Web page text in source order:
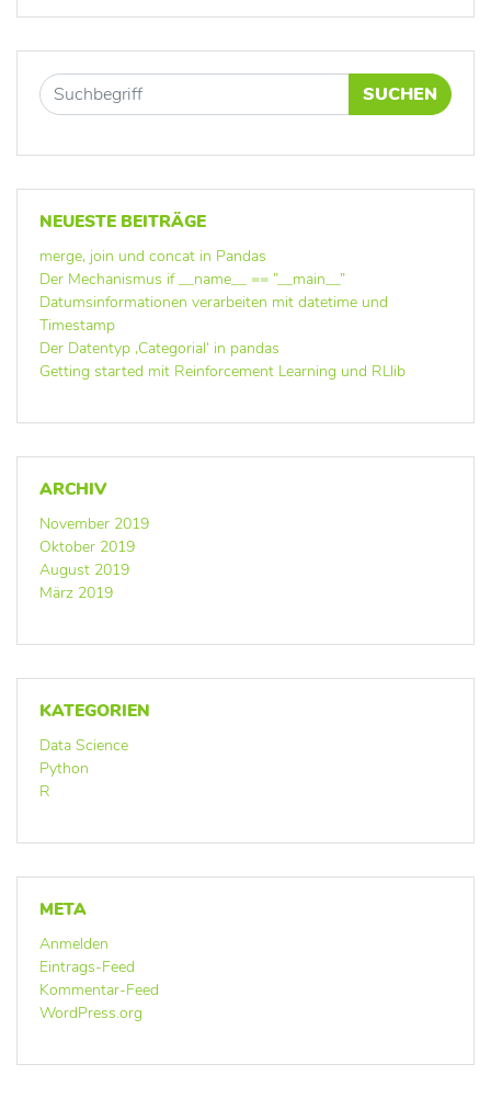
SUCHEN
NEUESTE BEITRÄGE
merge, join und concat in Pandas
Der Mechanismus if __name__ == ”__main__”
Datumsinformationen verarbeiten mit datetime und
Timestamp
Der Datentyp ‚Categorial‘ in pandas
Getting started mit Reinforcement Learning und RLlib
ARCHIV
November 2019
Oktober 2019
August 2019
März 2019
KATEGORIEN
Data Science
Python
R
META
Anmelden
Eintrags-Feed
Kommentar-Feed
WordPress.org